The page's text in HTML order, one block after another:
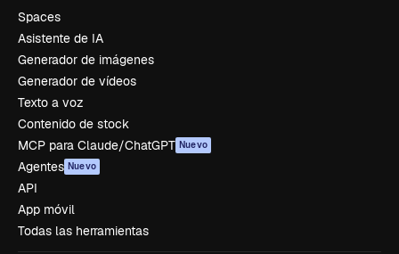
Spaces
Asistente de IA
Generador de imágenes
Generador de vídeos
Texto a voz
Contenido de stock
MCP para Claude/ChatGPT Nuevo
Agentes Nuevo
API
App móvil
Todas las herramientas